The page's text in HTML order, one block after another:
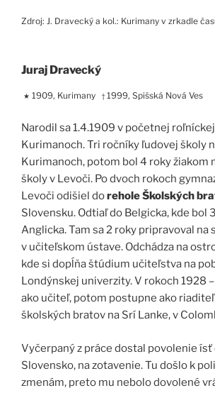
Zdroj: J. Dravecký a kol.: Kurimany v zrkadle
Juraj Dravecký
★ 1909, Kurimany †1999, Spišská Nová Ves
Narodil sa 1.4.1909 v početnej
Kurimanoch. Tri ročníky ľudovej školy
Kurimanoch, potom bol 4 roky žiakom
školy v Levoči. Po dvoch rokoch
Levoči odišiel dorehole Školských
Slovensku. Odtiaľ do Belgicka, kde bol
Anglicka. Tam sa 2 roky pripravoval na
v učiteľskom ústave. Odchádza na
kde si dopĺňa štúdium učiteľstva na
Londýnskej univerzity. V rokoch 1928
ako učiteľ, potom postupne ako
školských bratov na Srí Lanke, v
Vyčerpaný z práce dostal povolenie ísť
Slovensko, na zotavenie. Tu došlo k
zmenám, preto mu nebolo dovolené